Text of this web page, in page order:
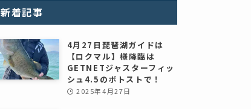
新着記事
4月27日琵琶湖ガイドは
【ロクマル】様降臨は
GETNETジャスターフィッ
シュ4.5のボトストで！
2025年4月27日